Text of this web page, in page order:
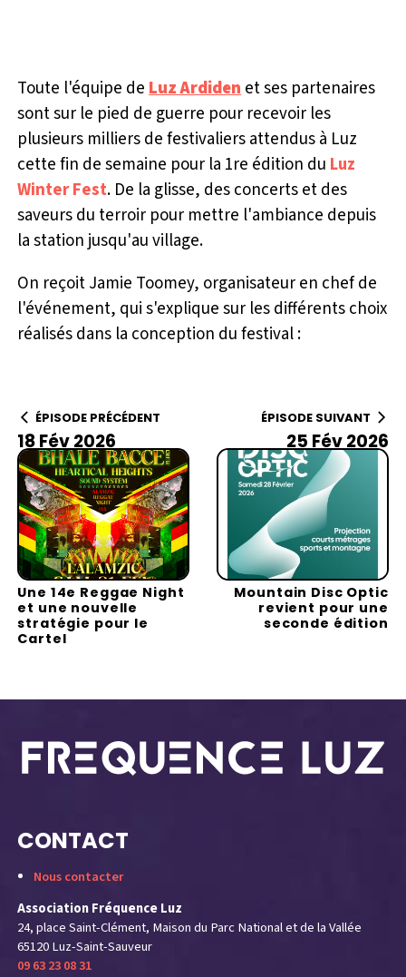
Toute l'équipe deLuz Ardidenet ses partenaires
sont sur le pied de guerre pour recevoir les
plusieurs milliers de festivaliers attendus à Luz
cette fin de semaine pour la 1re édition du Luz
Winter Fest. De la glisse, des concerts et des
saveurs du terroir pour mettre l'ambiance depuis
la station jusqu'au village.
On reçoit Jamie Toomey, organisateur en chef de
l'événement, qui s'explique sur les différents choix
réalisés dans la conception du festival :
ÉPISODE PRÉCÉDENT
18 Fév 2026
Une 14e Reggae Night
et une nouvelle
stratégie pour le
Cartel
ÉPISODE SUIVANT
25 Fév 2026
Mountain Disc Optic
revient pour une
seconde édition
CONTACT
Nous contacter
Association Fréquence Luz
24, place Saint-Clément, Maison du Parc National et de la Vallée
65120 Luz-Saint-Sauveur
09 63 23 08 31